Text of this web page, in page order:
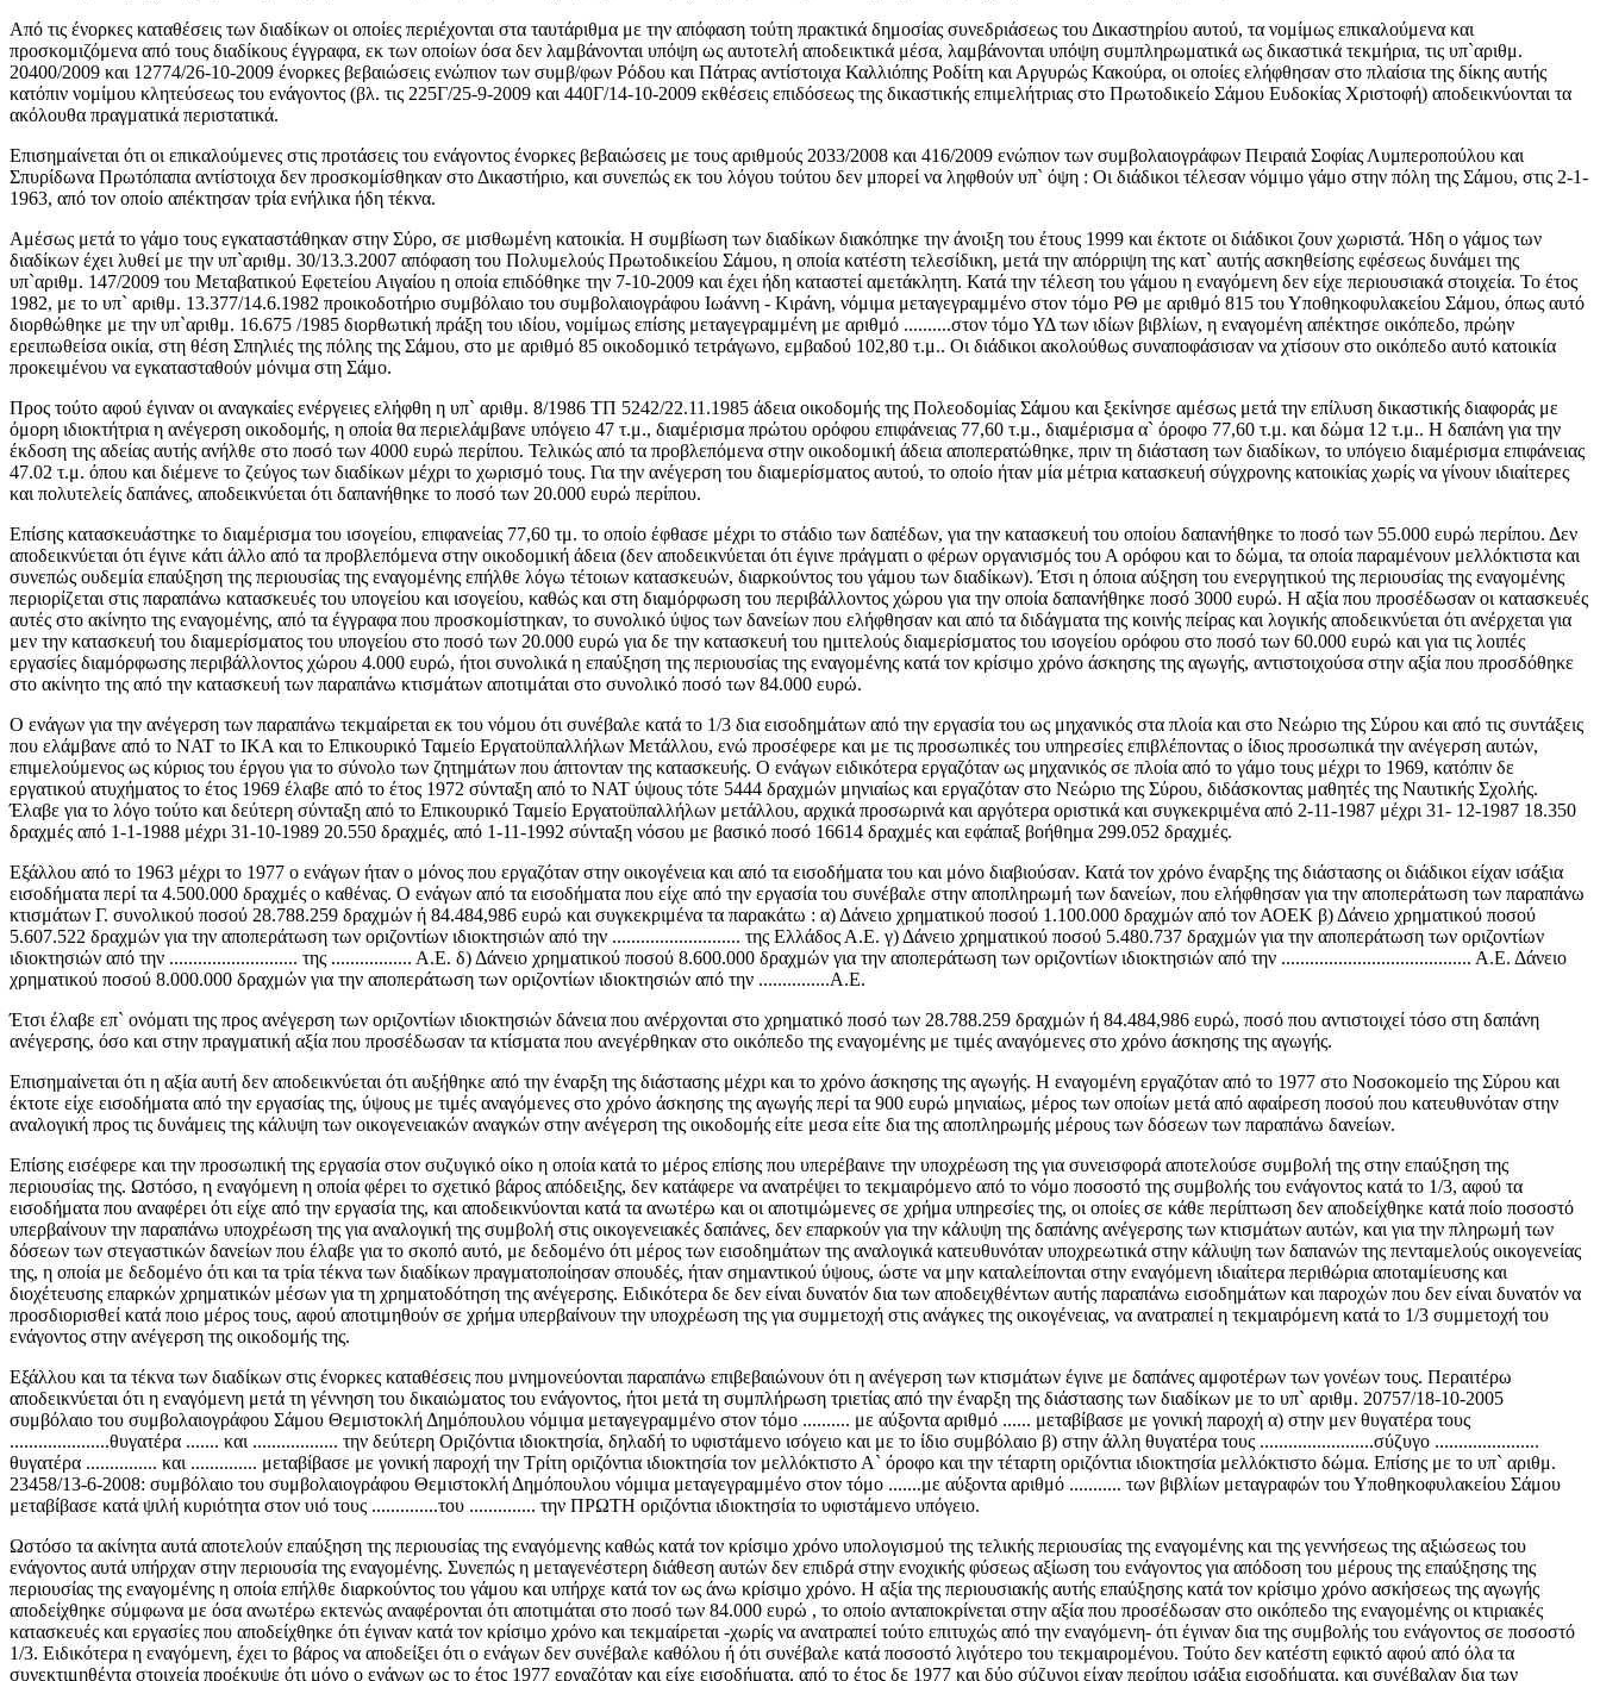
Από τις ένορκες καταθέσεις των διαδίκων οι οποίες περιέχονται στα ταυτάριθμα με την απόφαση τούτη πρακτικά δημοσίας συνεδριάσεως του Δικαστηρίου αυτού, τα νομίμως επικαλούμενα και
προσκομιζόμενα από τους διαδίκους έγγραφα, εκ των οποίων όσα δεν λαμβάνονται υπόψη ως αυτοτελή αποδεικτικά μέσα, λαμβάνονται υπόψη συμπληρωματικά ως δικαστικά τεκμήρια, τις υπ`αριθμ.
20400/2009 και 12774/26-10-2009 ένορκες βεβαιώσεις ενώπιον των συμβ/φων Ρόδου και Πάτρας αντίστοιχα Καλλιόπης Ροδίτη και Αργυρώς Κακούρα, οι οποίες ελήφθησαν στο πλαίσια της δίκης αυτής
κατόπιν νομίμου κλητεύσεως του ενάγοντος (βλ. τις 225Γ/25-9-2009 και 440Γ/14-10-2009 εκθέσεις επιδόσεως της δικαστικής επιμελήτριας στο Πρωτοδικείο Σάμου Ευδοκίας Χριστοφή) αποδεικνύονται τα
ακόλουθα πραγματικά περιστατικά.
Επισημαίνεται ότι οι επικαλούμενες στις προτάσεις του ενάγοντος ένορκες βεβαιώσεις με τους αριθμούς 2033/2008 και 416/2009 ενώπιον των συμβολαιογράφων Πειραιά Σοφίας Λυμπεροπούλου και
Σπυρίδωνα Πρωτόπαπα αντίστοιχα δεν προσκομίσθηκαν στο Δικαστήριο, και συνεπώς εκ του λόγου τούτου δεν μπορεί να ληφθούν υπ` όψη : Οι διάδικοι τέλεσαν νόμιμο γάμο στην πόλη της Σάμου, στις 2-1-
1963, από τον οποίο απέκτησαν τρία ενήλικα ήδη τέκνα.
Αμέσως μετά το γάμο τους εγκαταστάθηκαν στην Σύρο, σε μισθωμένη κατοικία. Η συμβίωση των διαδίκων διακόπηκε την άνοιξη του έτους 1999 και έκτοτε οι διάδικοι ζουν χωριστά. Ήδη ο γάμος των
διαδίκων έχει λυθεί με την υπ`αριθμ. 30/13.3.2007 απόφαση του Πολυμελούς Πρωτοδικείου Σάμου, η οποία κατέστη τελεσίδικη, μετά την απόρριψη της κατ` αυτής ασκηθείσης εφέσεως δυνάμει της
υπ`αριθμ. 147/2009 του Μεταβατικού Εφετείου Αιγαίου η οποία επιδόθηκε την 7-10-2009 και έχει ήδη καταστεί αμετάκλητη. Κατά την τέλεση του γάμου η εναγόμενη δεν είχε περιουσιακά στοιχεία. Το έτος
1982, με το υπ` αριθμ. 13.377/14.6.1982 προικοδοτήριο συμβόλαιο του συμβολαιογράφου Ιωάννη - Κιράνη, νόμιμα μεταγεγραμμένο στον τόμο ΡΘ με αριθμό 815 του Υποθηκοφυλακείου Σάμου, όπως αυτό
διορθώθηκε με την υπ`αριθμ. 16.675 /1985 διορθωτική πράξη του ιδίου, νομίμως επίσης μεταγεγραμμένη με αριθμό ..........στον τόμο ΥΔ των ιδίων βιβλίων, η εναγομένη απέκτησε οικόπεδο, πρώην
ερειπωθείσα οικία, στη θέση Σπηλιές της πόλης της Σάμου, στο με αριθμό 85 οικοδομικό τετράγωνο, εμβαδού 102,80 τ.μ.. Οι διάδικοι ακολούθως συναποφάσισαν να χτίσουν στο οικόπεδο αυτό κατοικία
προκειμένου να εγκατασταθούν μόνιμα στη Σάμο.
Προς τούτο αφού έγιναν οι αναγκαίες ενέργειες ελήφθη η υπ` αριθμ. 8/1986 ΤΠ 5242/22.11.1985 άδεια οικοδομής της Πολεοδομίας Σάμου και ξεκίνησε αμέσως μετά την επίλυση δικαστικής διαφοράς με
όμορη ιδιοκτήτρια η ανέγερση οικοδομής, η οποία θα περιελάμβανε υπόγειο 47 τ.μ., διαμέρισμα πρώτου ορόφου επιφάνειας 77,60 τ.μ., διαμέρισμα α` όροφο 77,60 τ.μ. και δώμα 12 τ.μ.. Η δαπάνη για την
έκδοση της αδείας αυτής ανήλθε στο ποσό των 4000 ευρώ περίπου. Τελικώς από τα προβλεπόμενα στην οικοδομική άδεια αποπερατώθηκε, πριν τη διάσταση των διαδίκων, το υπόγειο διαμέρισμα επιφάνειας
47.02 τ.μ. όπου και διέμενε το ζεύγος των διαδίκων μέχρι το χωρισμό τους. Για την ανέγερση του διαμερίσματος αυτού, το οποίο ήταν μία μέτρια κατασκευή σύγχρονης κατοικίας χωρίς να γίνουν ιδιαίτερες
και πολυτελείς δαπάνες, αποδεικνύεται ότι δαπανήθηκε το ποσό των 20.000 ευρώ περίπου.
Επίσης κατασκευάστηκε το διαμέρισμα του ισογείου, επιφανείας 77,60 τμ. το οποίο έφθασε μέχρι το στάδιο των δαπέδων, για την κατασκευή του οποίου δαπανήθηκε το ποσό των 55.000 ευρώ περίπου. Δεν
αποδεικνύεται ότι έγινε κάτι άλλο από τα προβλεπόμενα στην οικοδομική άδεια (δεν αποδεικνύεται ότι έγινε πράγματι ο φέρων οργανισμός του Α ορόφου και το δώμα, τα οποία παραμένουν μελλόκτιστα και
συνεπώς ουδεμία επαύξηση της περιουσίας της εναγομένης επήλθε λόγω τέτοιων κατασκευών, διαρκούντος του γάμου των διαδίκων). Έτσι η όποια αύξηση του ενεργητικού της περιουσίας της εναγομένης
περιορίζεται στις παραπάνω κατασκευές του υπογείου και ισογείου, καθώς και στη διαμόρφωση του περιβάλλοντος χώρου για την οποία δαπανήθηκε ποσό 3000 ευρώ. Η αξία που προσέδωσαν οι κατασκευές
αυτές στο ακίνητο της εναγομένης, από τα έγγραφα που προσκομίστηκαν, το συνολικό ύψος των δανείων που ελήφθησαν και από τα διδάγματα της κοινής πείρας και λογικής αποδεικνύεται ότι ανέρχεται για
μεν την κατασκευή του διαμερίσματος του υπογείου στο ποσό των 20.000 ευρώ για δε την κατασκευή του ημιτελούς διαμερίσματος του ισογείου ορόφου στο ποσό των 60.000 ευρώ και για τις λοιπές
εργασίες διαμόρφωσης περιβάλλοντος χώρου 4.000 ευρώ, ήτοι συνολικά η επαύξηση της περιουσίας της εναγομένης κατά τον κρίσιμο χρόνο άσκησης της αγωγής, αντιστοιχούσα στην αξία που προσδόθηκε
στο ακίνητο της από την κατασκευή των παραπάνω κτισμάτων αποτιμάται στο συνολικό ποσό των 84.000 ευρώ.
Ο ενάγων για την ανέγερση των παραπάνω τεκμαίρεται εκ του νόμου ότι συνέβαλε κατά το 1/3 δια εισοδημάτων από την εργασία του ως μηχανικός στα πλοία και στο Νεώριο της Σύρου και από τις συντάξεις
που ελάμβανε από το NAT το ΙΚΑ και το Επικουρικό Ταμείο Εργατοϋπαλλήλων Μετάλλου, ενώ προσέφερε και με τις προσωπικές του υπηρεσίες επιβλέποντας ο ίδιος προσωπικά την ανέγερση αυτών,
επιμελούμενος ως κύριος του έργου για το σύνολο των ζητημάτων που άπτονταν της κατασκευής. Ο ενάγων ειδικότερα εργαζόταν ως μηχανικός σε πλοία από το γάμο τους μέχρι το 1969, κατόπιν δε
εργατικού ατυχήματος το έτος 1969 έλαβε από το έτος 1972 σύνταξη από το NAT ύψους τότε 5444 δραχμών μηνιαίως και εργαζόταν στο Νεώριο της Σύρου, διδάσκοντας μαθητές της Ναυτικής Σχολής.
Έλαβε για το λόγο τούτο και δεύτερη σύνταξη από το Επικουρικό Ταμείο Εργατοϋπαλλήλων μετάλλου, αρχικά προσωρινά και αργότερα οριστικά και συγκεκριμένα από 2-11-1987 μέχρι 31- 12-1987 18.350
δραχμές από 1-1-1988 μέχρι 31-10-1989 20.550 δραχμές, από 1-11-1992 σύνταξη νόσου με βασικό ποσό 16614 δραχμές και εφάπαξ βοήθημα 299.052 δραχμές.
Εξάλλου από το 1963 μέχρι το 1977 ο ενάγων ήταν ο μόνος που εργαζόταν στην οικογένεια και από τα εισοδήματα του και μόνο διαβιούσαν. Κατά τον χρόνο έναρξης της διάστασης οι διάδικοι είχαν ισάξια
εισοδήματα περί τα 4.500.000 δραχμές ο καθένας. Ο ενάγων από τα εισοδήματα που είχε από την εργασία του συνέβαλε στην αποπληρωμή των δανείων, που ελήφθησαν για την αποπεράτωση των παραπάνω
κτισμάτων Γ. συνολικού ποσού 28.788.259 δραχμών ή 84.484,986 ευρώ και συγκεκριμένα τα παρακάτω : α) Δάνειο χρηματικού ποσού 1.100.000 δραχμών από τον ΑΟΕΚ β) Δάνειο χρηματικού ποσού
5.607.522 δραχμών για την αποπεράτωση των οριζοντίων ιδιοκτησιών από την ........................... της Ελλάδος Α.Ε. γ) Δάνειο χρηματικού ποσού 5.480.737 δραχμών για την αποπεράτωση των οριζοντίων
ιδιοκτησιών από την ........................... της ................. Α.Ε. δ) Δάνειο χρηματικού ποσού 8.600.000 δραχμών για την αποπεράτωση των οριζοντίων ιδιοκτησιών από την ........................................ Α.Ε. Δάνειο
χρηματικού ποσού 8.000.000 δραχμών για την αποπεράτωση των οριζοντίων ιδιοκτησιών από την ...............Α.Ε.
Έτσι έλαβε επ` ονόματι της προς ανέγερση των οριζοντίων ιδιοκτησιών δάνεια που ανέρχονται στο χρηματικό ποσό των 28.788.259 δραχμών ή 84.484,986 ευρώ, ποσό που αντιστοιχεί τόσο στη δαπάνη
ανέγερσης, όσο και στην πραγματική αξία που προσέδωσαν τα κτίσματα που ανεγέρθηκαν στο οικόπεδο της εναγομένης με τιμές αναγόμενες στο χρόνο άσκησης της αγωγής.
Επισημαίνεται ότι η αξία αυτή δεν αποδεικνύεται ότι αυξήθηκε από την έναρξη της διάστασης μέχρι και το χρόνο άσκησης της αγωγής. Η εναγομένη εργαζόταν από το 1977 στο Νοσοκομείο της Σύρου και
έκτοτε είχε εισοδήματα από την εργασίας της, ύψους με τιμές αναγόμενες στο χρόνο άσκησης της αγωγής περί τα 900 ευρώ μηνιαίως, μέρος των οποίων μετά από αφαίρεση ποσού που κατευθυνόταν στην
αναλογική προς τις δυνάμεις της κάλυψη των οικογενειακών αναγκών στην ανέγερση της οικοδομής είτε μεσα είτε δια της αποπληρωμής μέρους των δόσεων των παραπάνω δανείων.
Επίσης εισέφερε και την προσωπική της εργασία στον συζυγικό οίκο η οποία κατά το μέρος επίσης που υπερέβαινε την υποχρέωση της για συνεισφορά αποτελούσε συμβολή της στην επαύξηση της
περιουσίας της. Ωστόσο, η εναγόμενη η οποία φέρει το σχετικό βάρος απόδειξης, δεν κατάφερε να ανατρέψει το τεκμαιρόμενο από το νόμο ποσοστό της συμβολής του ενάγοντος κατά το 1/3, αφού τα
εισοδήματα που αναφέρει ότι είχε από την εργασία της, και αποδεικνύονται κατά τα ανωτέρω και οι αποτιμώμενες σε χρήμα υπηρεσίες της, οι οποίες σε κάθε περίπτωση δεν αποδείχθηκε κατά ποίο ποσοστό
υπερβαίνουν την παραπάνω υποχρέωση της για αναλογική της συμβολή στις οικογενειακές δαπάνες, δεν επαρκούν για την κάλυψη της δαπάνης ανέγερσης των κτισμάτων αυτών, και για την πληρωμή των
δόσεων των στεγαστικών δανείων που έλαβε για το σκοπό αυτό, με δεδομένο ότι μέρος των εισοδημάτων της αναλογικά κατευθυνόταν υποχρεωτικά στην κάλυψη των δαπανών της πενταμελούς οικογενείας
της, η οποία με δεδομένο ότι και τα τρία τέκνα των διαδίκων πραγματοποίησαν σπουδές, ήταν σημαντικού ύψους, ώστε να μην καταλείπονται στην εναγόμενη ιδιαίτερα περιθώρια αποταμίευσης και
διοχέτευσης επαρκών χρηματικών μέσων για τη χρηματοδότηση της ανέγερσης. Ειδικότερα δε δεν είναι δυνατόν δια των αποδειχθέντων αυτής παραπάνω εισοδημάτων και παροχών που δεν είναι δυνατόν να
προσδιορισθεί κατά ποιο μέρος τους, αφού αποτιμηθούν σε χρήμα υπερβαίνουν την υποχρέωση της για συμμετοχή στις ανάγκες της οικογένειας, να ανατραπεί η τεκμαιρόμενη κατά το 1/3 συμμετοχή του
ενάγοντος στην ανέγερση της οικοδομής της.
Εξάλλου και τα τέκνα των διαδίκων στις ένορκες καταθέσεις που μνημονεύονται παραπάνω επιβεβαιώνουν ότι η ανέγερση των κτισμάτων έγινε με δαπάνες αμφοτέρων των γονέων τους. Περαιτέρω
αποδεικνύεται ότι η εναγόμενη μετά τη γέννηση του δικαιώματος του ενάγοντος, ήτοι μετά τη συμπλήρωση τριετίας από την έναρξη της διάστασης των διαδίκων με το υπ` αριθμ. 20757/18-10-2005
συμβόλαιο του συμβολαιογράφου Σάμου Θεμιστοκλή Δημόπουλου νόμιμα μεταγεγραμμένο στον τόμο .......... με αύξοντα αριθμό ...... μεταβίβασε με γονική παροχή α) στην μεν θυγατέρα τους
.....................θυγατέρα ....... και .................. την δεύτερη Οριζόντια ιδιοκτησία, δηλαδή το υφιστάμενο ισόγειο και με το ίδιο συμβόλαιο β) στην άλλη θυγατέρα τους ........................σύζυγο ......................
θυγατέρα ............... και .............. μεταβίβασε με γονική παροχή την Τρίτη οριζόντια ιδιοκτησία τον μελλόκτιστο Α` όροφο και την τέταρτη οριζόντια ιδιοκτησία μελλόκτιστο δώμα. Επίσης με το υπ` αριθμ.
23458/13-6-2008: συμβόλαιο του συμβολαιογράφου Θεμιστοκλή Δημόπουλου νόμιμα μεταγεγραμμένο στον τόμο .......με αύξοντα αριθμό ........... των βιβλίων μεταγραφών του Υποθηκοφυλακείου Σάμου
μεταβίβασε κατά ψιλή κυριότητα στον υιό τους ..............του .............. την ΠΡΩΤΗ οριζόντια ιδιοκτησία το υφιστάμενο υπόγειο.
Ωστόσο τα ακίνητα αυτά αποτελούν επαύξηση της περιουσίας της εναγόμενης καθώς κατά τον κρίσιμο χρόνο υπολογισμού της τελικής περιουσίας της εναγομένης και της γεννήσεως της αξιώσεως του
ενάγοντος αυτά υπήρχαν στην περιουσία της εναγομένης. Συνεπώς η μεταγενέστερη διάθεση αυτών δεν επιδρά στην ενοχικής φύσεως αξίωση του ενάγοντος για απόδοση του μέρους της επαύξησης της
περιουσίας της εναγομένης η οποία επήλθε διαρκούντος του γάμου και υπήρχε κατά τον ως άνω κρίσιμο χρόνο. Η αξία της περιουσιακής αυτής επαύξησης κατά τον κρίσιμο χρόνο ασκήσεως της αγωγής
αποδείχθηκε σύμφωνα με όσα ανωτέρω εκτενώς αναφέρονται ότι αποτιμάται στο ποσό των 84.000 ευρώ , το οποίο ανταποκρίνεται στην αξία που προσέδωσαν στο οικόπεδο της εναγομένης οι κτιριακές
κατασκευές και εργασίες που αποδείχθηκε ότι έγιναν κατά τον κρίσιμο χρόνο και τεκμαίρεται -χωρίς να ανατραπεί τούτο επιτυχώς από την εναγόμενη- ότι έγιναν δια της συμβολής του ενάγοντος σε ποσοστό
1/3. Ειδικότερα η εναγόμενη, έχει το βάρος να αποδείξει ότι ο ενάγων δεν συνέβαλε καθόλου ή ότι συνέβαλε κατά ποσοστό λιγότερο του τεκμαιρομένου. Τούτο δεν κατέστη εφικτό αφού από όλα τα
συνεκτιμηθέντα στοιχεία προέκυψε ότι μόνο ο ενάγων ως το έτος 1977 εργαζόταν και είχε εισοδήματα, από το έτος δε 1977 και δύο σύζυγοι είχαν περίπου ισάξια εισοδήματα, και συνέβαλαν δια των